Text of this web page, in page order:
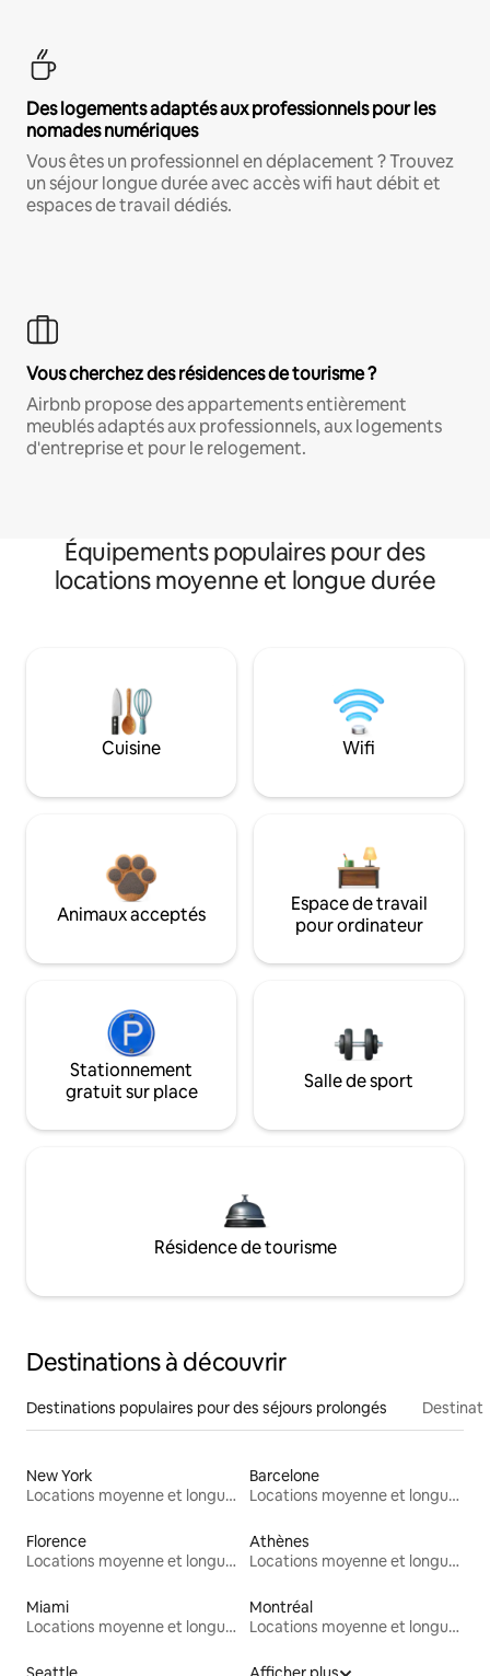
Des logements adaptés aux professionnels pour les
nomades numériques
Vous êtes un professionnel en déplacement ? Trouvez
un séjour longue durée avec accès wifi haut débit et
espaces de travail dédiés.
Vous cherchez des résidences de tourisme ?
Airbnb propose des appartements entièrement
meublés adaptés aux professionnels, aux logements
d'entreprise et pour le relogement.
Équipements populaires pour des
locations moyenne et longue durée
Cuisine Wifi
Animaux acceptés
Espace de travail
pour ordinateur
Stationnement
gratuit sur place
Salle de sport
Résidence de tourisme
Destinations à découvrir
Destinations populaires pour des séjours prolongés
New York
Locations moyenne et longue durée
Barcelone
Locations moyenne et longue durée
Florence
Locations moyenne et longue durée
Athènes
Locations moyenne et longue durée
Miami
Locations moyenne et longue durée
Montréal
Locations moyenne et longue durée